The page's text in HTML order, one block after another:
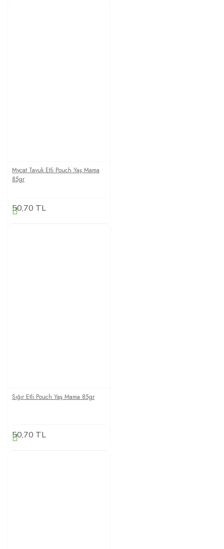
Mycat Tavuk Etli Pouch Yaş Mama
85gr
50,70 TL
Sığır Etli Pouch Yaş Mama 85gr
50,70 TL